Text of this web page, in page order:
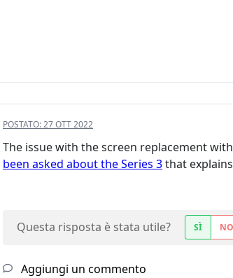
POSTATO:27 OTT 2022
The issue with the screen replacement
been asked about the Series 3that
Questa risposta è stata utile? SÌ NO
Aggiungi un commento